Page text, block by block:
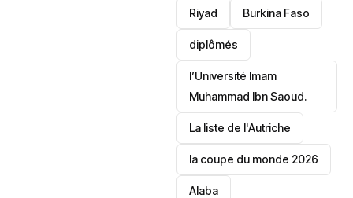
Riyad Burkina Faso
diplômés
l’Université Imam
Muhammad Ibn Saoud.
‎La liste de l'Autriche
la coupe du monde 2026
Alaba